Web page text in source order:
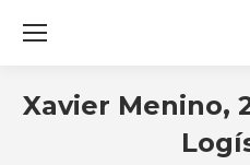
Xavier Menino,